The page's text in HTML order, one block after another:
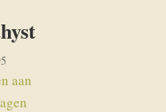
aan